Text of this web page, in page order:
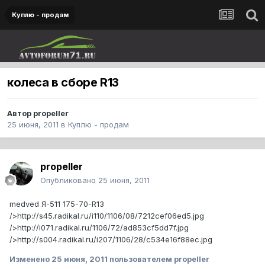
Куплю - продам
колеса в сборе R13
Автор propeller
25 июня, 2011 в Куплю - продам
propeller
Опубликовано 25 июня, 2011
medved Я-511 175-70-R13
/>http://s45.radikal.ru/i110/1106/08/7212cef06ed5.jpg
/>http://i071.radikal.ru/1106/72/ad853cf5dd7f.jpg
/>http://s004.radikal.ru/i207/1106/28/c534e16f88ec.jpg
Изменено 25 июня, 2011 пользователем propeller